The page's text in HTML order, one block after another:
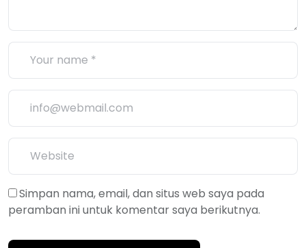
Simpan nama, email, dan situs web saya pada
peramban ini untuk komentar saya berikutnya.